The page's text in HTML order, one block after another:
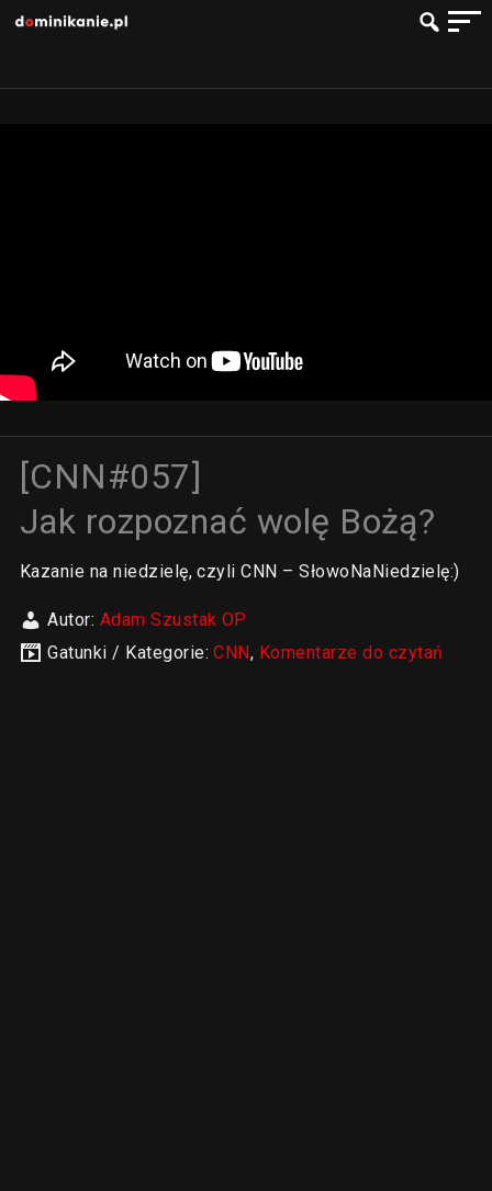
[CNN#057]
Jak rozpoznać wolę Bożą?
Kazanie na niedzielę, czyli CNN – SłowoNaNiedzielę:)
Autor: Adam Szustak OP
Gatunki / Kategorie:CNN, Komentarze do czytań